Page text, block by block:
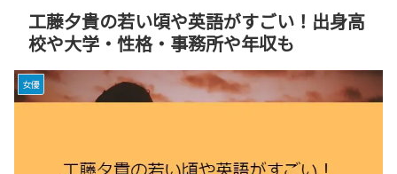
工藤夕貴の若い頃や英語がすごい！出身高
校や大学・性格・事務所や年収も
女優